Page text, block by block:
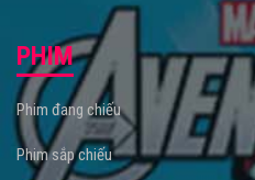
PHIM
Phim đang chiếu
Phim sắp chiếu